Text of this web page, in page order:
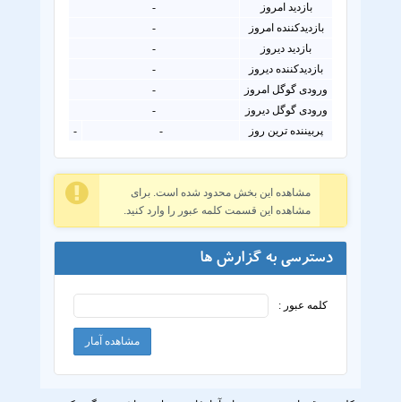
بازدید امروز
-
بازدیدکننده امروز
-
بازدید دیروز
-
بازدیدکننده دیروز
-
ورودی گوگل امروز
-
ورودی گوگل دیروز
-
پربیننده ترین روز
-
-
مشاهده این بخش محدود شده است. برای
مشاهده این قسمت کلمه عبور را وارد کنید.
دسترسی به گزارش ها
کلمه عبور :